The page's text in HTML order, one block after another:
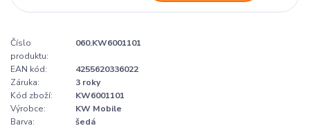
Číslo
produktu:
060.KW6001101
EAN kód:
4255620336022
Záruka:
3 roky
Kód zboží:
KW6001101
Výrobce:
KW Mobile
Barva:
šedá